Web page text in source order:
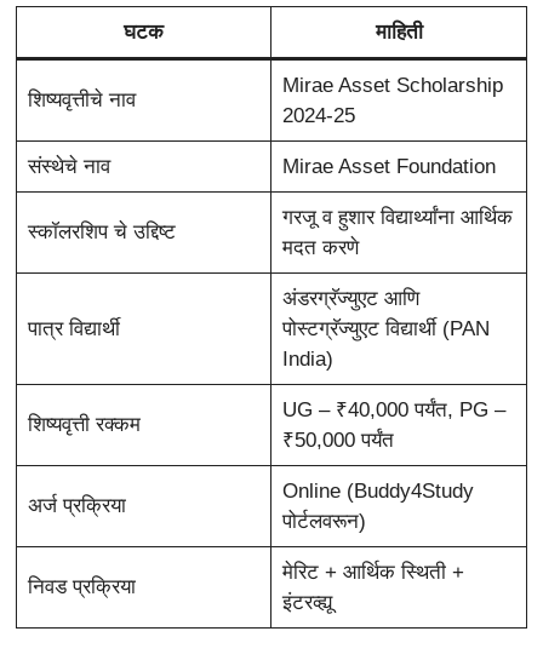
घटक माहिती
शिष्यवृत्तीचे नाव
Mirae Asset Scholarship
2024-25
संस्थेचे नाव Mirae Asset Foundation
स्कॉलरशिप चे उद्दिष्ट
गरजू व हुशार विद्यार्थ्यांना आर्थिक
मदत करणे
पात्र विद्यार्थी
अंडरग्रॅज्युएट आणि
पोस्टग्रॅज्युएट विद्यार्थी (PAN
India)
शिष्यवृत्ती रक्कम
UG – ₹40,000 पर्यंत, PG –
₹50,000 पर्यंत
अर्ज प्रक्रिया
Online (Buddy4Study
पोर्टलवरून)
निवड प्रक्रिया
मेरिट + आर्थिक स्थिती +
इंटरव्ह्यू